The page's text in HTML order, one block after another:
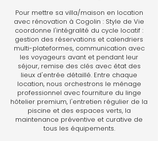
Pour mettre sa villa/maison en location
avec rénovation à Cogolin : Style de Vie
coordonne l'intégralité du cycle locatif :
gestion des réservations et calendriers
multi-plateformes, communication avec
les voyageurs avant et pendant leur
séjour, remise des clés avec état des
lieux d'entrée détaillé. Entre chaque
location, nous orchestrons le ménage
professionnel avec fourniture du linge
hôtelier premium, l'entretien régulier de la
piscine et des espaces verts, la
maintenance préventive et curative de
tous les équipements.